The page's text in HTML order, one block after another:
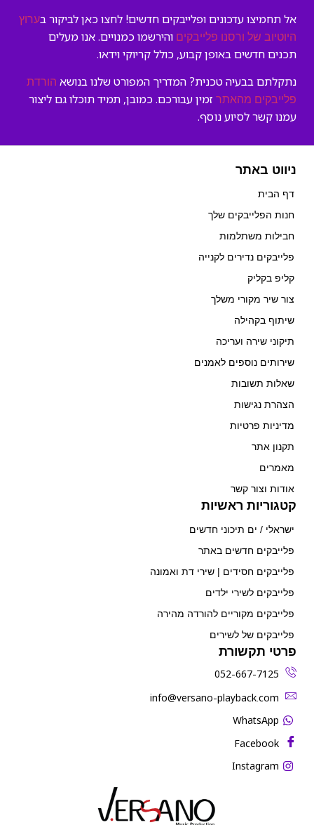
אל תחמיצו עדכונים ופלייבקים חדשים! לחצו כאן לביקור בערוץ
היוטיוב של ורסנו פלייבקים והירשמו כמנויים. אנו מעלים
תכנים חדשים באופן קבוע, כולל קריוקי וידאו.
נתקלתם בבעיה טכנית? המדריך המפורט שלנו בנושא הורדת
פלייבקים מהאתר זמין עבורכם. כמובן, תמיד תוכלו גם ליצור
עמנו קשר לסיוע נוסף.
ניווט באתר
דף הבית
חנות הפלייבקים שלך
חבילות משתלמות
פלייבקים נדירים לקנייה
קליפ בקליק
צור שיר מקורי משלך
שיתוף בקהילה
תיקוני שירה ועריכה
שירותים נוספים לאמנים
שאלות תשובות
הצהרת נגישות
מדיניות פרטיות
תקנון אתר
מאמרים
אודות וצור קשר
קטגוריות ראשיות
ישראלי / ים תיכוני חדשים
פלייבקים חדשים באתר
פלייבקים חסידים | שירי דת ואמונה
פלייבקים לשירי ילדים
פלייבקים מקוריים להורדה מהירה
פלייבקים של לשירים
פרטי תקשורת
052-667-7125
‫info@versano-playback.com‬
WhatsApp
Facebook
Instagram